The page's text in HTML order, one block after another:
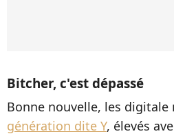
Bitcher, c'est dépassé
Bonne nouvelle, les digitale
génération dite Y, élevés